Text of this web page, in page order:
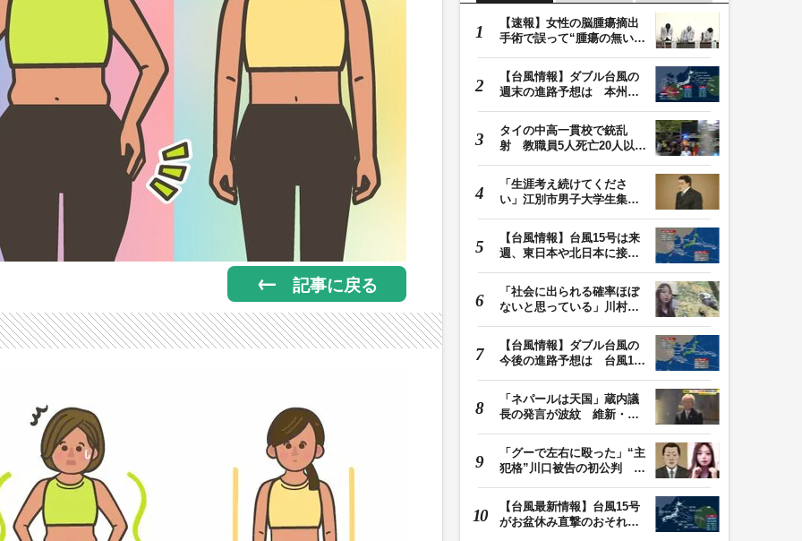
記事に戻る
【速報】女性の脳腫瘍摘出
手術で誤って“腫瘍の無い部
【台風情報】ダブル台風の
週末の進路予想は 本州は
タイの中高一貫校で銃乱
射 教職員5人死亡20人以上
「生涯考え続けてくださ
い」江別市男子大学生集団
【台風情報】台風15号は来
週、東日本や北日本に接近
「社会に出られる確率ほぼ
ないと思っている」川村葉
【台風情報】ダブル台風の
今後の進路予想は 台風13
「ネパールは天国」蔵内議
長の発言が波紋 維新・吉
「グーで左右に殴った」“主
犯格”川口被告の初公判 共
【台風最新情報】台風15号
がお盆休み直撃のおそれ